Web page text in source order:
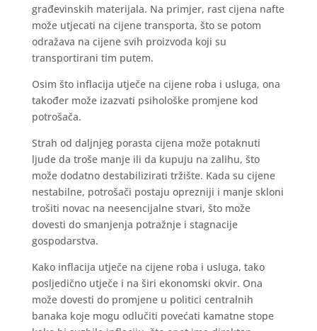
građevinskih materijala. Na primjer, rast cijena nafte
može utjecati na cijene transporta, što se potom
odražava na cijene svih proizvoda koji su
transportirani tim putem.
Osim što inflacija utječe na cijene roba i usluga, ona
također može izazvati psihološke promjene kod
potrošača.
Strah od daljnjeg porasta cijena može potaknuti
ljude da troše manje ili da kupuju na zalihu, što
može dodatno destabilizirati tržište. Kada su cijene
nestabilne, potrošači postaju oprezniji i manje skloni
trošiti novac na neesencijalne stvari, što može
dovesti do smanjenja potražnje i stagnacije
gospodarstva.
Kako inflacija utječe na cijene roba i usluga, tako
posljedično utječe i na širi ekonomski okvir. Ona
može dovesti do promjene u politici centralnih
banaka koje mogu odlučiti povećati kamatne stope